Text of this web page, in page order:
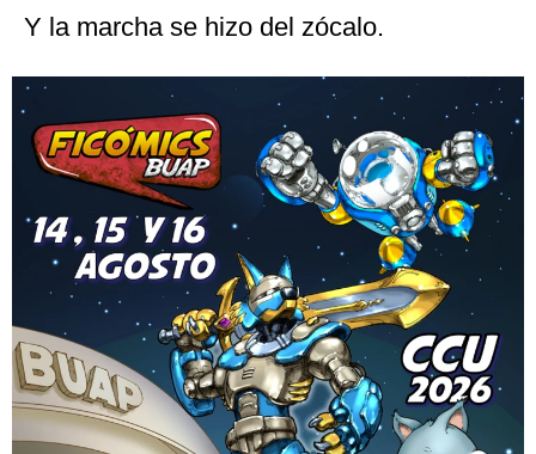
Y la marcha se hizo del zócalo.